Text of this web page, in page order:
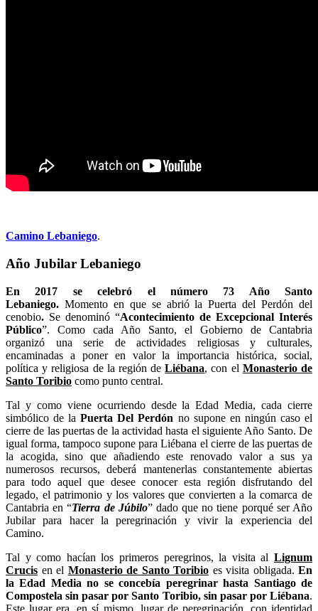
Camino Lebaniego.
Año Jubilar Lebaniego
En 2017 se celebró el número 73 Año Santo
Lebaniego. Momento en que se abrió la Puerta del Perdón del
cenobio. Se denominó “Acontecimiento de Excepcional Interés
Público”. Como cada Año Santo, el Gobierno de Cantabria
organizó una serie de actividades religiosas y culturales,
encaminadas a poner en valor la importancia histórica, social,
política y religiosa de la región deLiébana, con el Monasterio de
Santo Toribio como punto central.
Tal y como viene ocurriendo desde la Edad Media, cada cierre
simbólico de laPuerta Del Perdón no supone en ningún caso el
cierre de las puertas de la actividad hasta el siguiente Año Santo. De
igual forma, tampoco supone para Liébana el cierre de las puertas de
la acogida, sino que añadiendo este renovado valor a sus ya
numerosos recursos, deberá mantenerlas constantemente abiertas
para todo aquel que desee conocer esta región disfrutando del
legado, el patrimonio y los valores que convierten a la comarca de
Cantabria en “Tierra de Júbilo” dado que no tiene porqué ser Año
Jubilar para hacer la peregrinación y vivir la experiencia del
Camino.
Tal y como hacían los primeros peregrinos, la visita al Lignum
Crucis en el Monasterio de Santo Toribio es visita obligada. En
la Edad Media no se concebía peregrinar hasta Santiago de
Compostela sin pasar por Santo Toribio, sin pasar por Liébana.
Este lugar era, en sí mismo, lugar de peregrinación, con identidad